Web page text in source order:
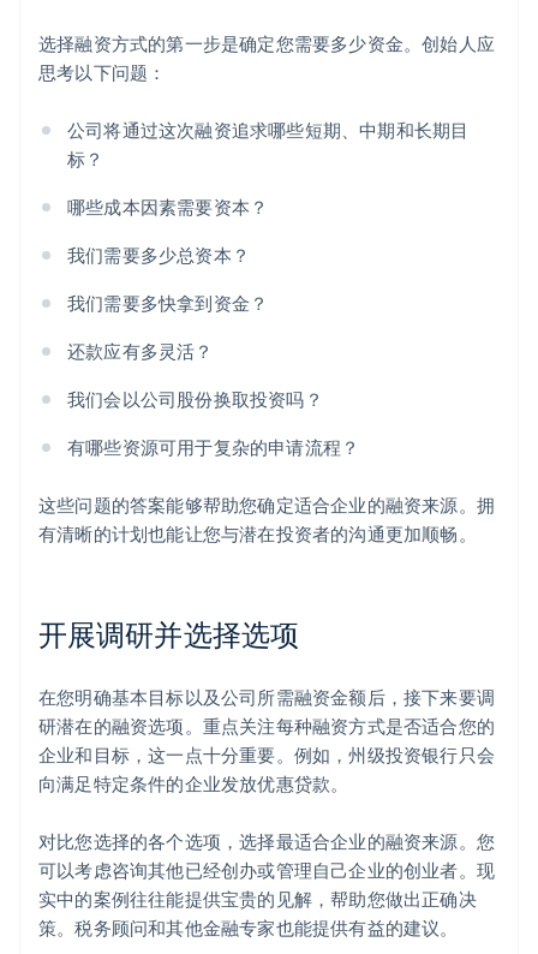
选择融资方式的第一步是确定您需要多少资金。创始人应
思考以下问题：
公司将通过这次融资追求哪些短期、中期和长期目
标？
哪些成本因素需要资本？
我们需要多少总资本？
我们需要多快拿到资金？
还款应有多灵活？
我们会以公司股份换取投资吗？
有哪些资源可用于复杂的申请流程？
这些问题的答案能够帮助您确定适合企业的融资来源。拥
有清晰的计划也能让您与潜在投资者的沟通更加顺畅。
开展调研并选择选项
在您明确基本目标以及公司所需融资金额后，接下来要调
研潜在的融资选项。重点关注每种融资方式是否适合您的
企业和目标，这一点十分重要。例如，州级投资银行只会
向满足特定条件的企业发放优惠贷款。
对比您选择的各个选项，选择最适合企业的融资来源。您
可以考虑咨询其他已经创办或管理自己企业的创业者。现
实中的案例往往能提供宝贵的见解，帮助您做出正确决
策。税务顾问和其他金融专家也能提供有益的建议。